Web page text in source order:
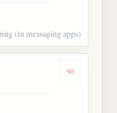
(in messaging apps)
Dengarkan